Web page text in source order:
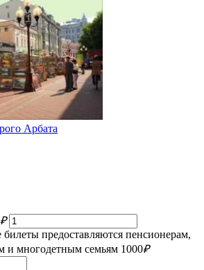
Арбата
₽
предоставляются пенсионерам,
и многодетным семьям 1000₽